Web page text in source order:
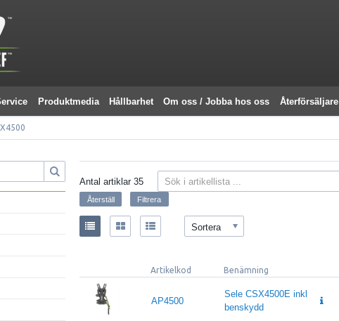
Produktmedia Hållbarhet Om oss / Jobba hos oss Återförsäljare
Antal artiklar35
Sortera
Artikelkod Benämning
AP4500
Sele CSX4500E inkl
benskydd